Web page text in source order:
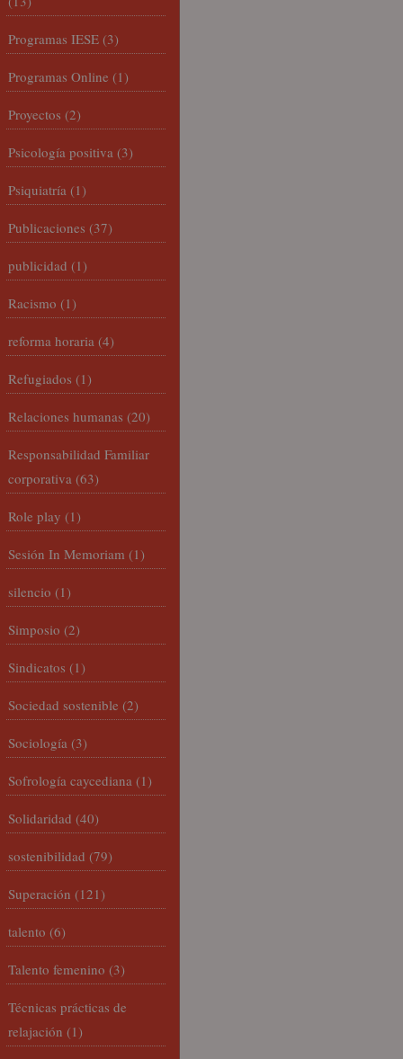
Programas IESE (3)
Programas Online (1)
Proyectos (2)
Psicología positiva (3)
Psiquiatría (1)
Publicaciones (37)
publicidad (1)
Racismo (1)
reforma horaria (4)
Refugiados (1)
Relaciones humanas (20)
Responsabilidad Familiar
corporativa (63)
Role play (1)
Sesión In Memoriam (1)
silencio (1)
Simposio (2)
Sindicatos (1)
Sociedad sostenible (2)
Sociología (3)
Sofrología caycediana (1)
Solidaridad (40)
sostenibilidad (79)
Superación (121)
talento (6)
Talento femenino (3)
Técnicas prácticas de
relajación (1)